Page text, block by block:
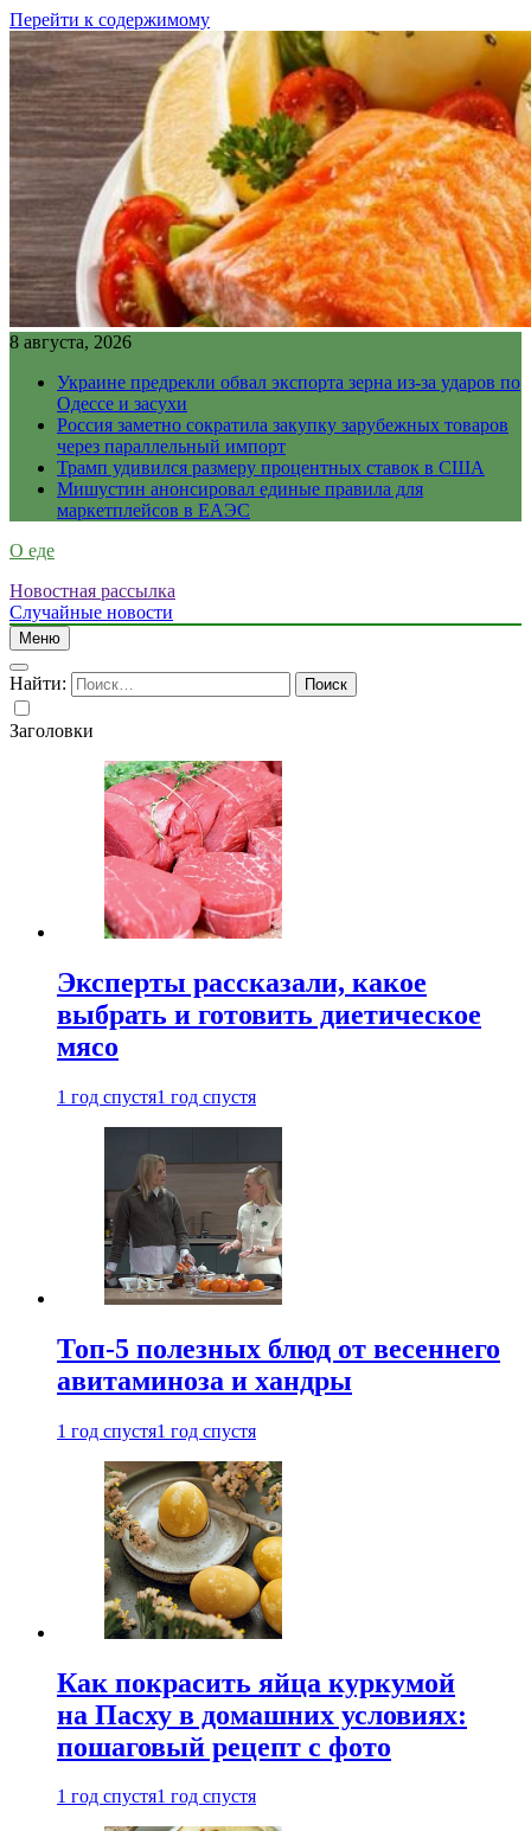
Перейти к содержимому
8 августа, 2026
Украине предрекли обвал экспорта зерна из-за ударов по
Одессе и засухи
Россия заметно сократила закупку зарубежных товаров
через параллельный импорт
Трамп удивился размеру процентных ставок в США
Мишустин анонсировал единые правила для
маркетплейсов в ЕАЭС
О еде
Новостная рассылка
Случайные новости
Меню
Найти:
Заголовки
Эксперты рассказали, какое
выбрать и готовить диетическое
мясо
1 год спустя1 год спустя
Топ-5 полезных блюд от весеннего
авитаминоза и хандры
1 год спустя1 год спустя
Как покрасить яйца куркумой
на Пасху в домашних условиях:
пошаговый рецепт с фото
1 год спустя1 год спустя